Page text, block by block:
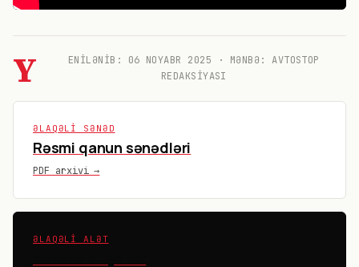
Y ENILƏNIB: 06 NOYABR 2025 · MƏNBƏ: AVTOSTOP
REDAKSIYASI
ƏLAQƏLI SƏNƏD
Rəsmi qanun sənədləri
PDF arxivi →
ƏLAQƏLI ALƏT